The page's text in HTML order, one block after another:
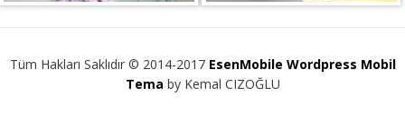
Tüm Hakları Saklıdır © 2014-2017 EsenMobile Wordpress Mobil
Tema by Kemal CIZOĞLU